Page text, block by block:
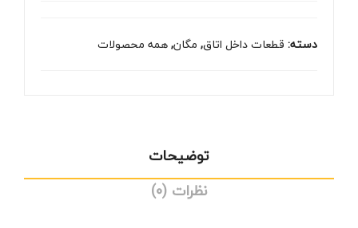
دسته: قطعات داخل اتاق, مگان,همه محصولات
توضیحات
نظرات (0)